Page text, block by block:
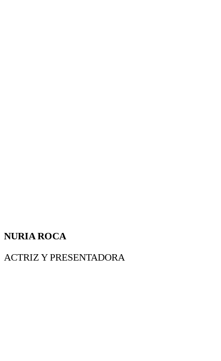
NURIA ROCA
ACTRIZ Y PRESENTADORA